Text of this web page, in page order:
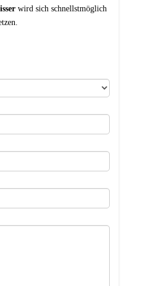
wird sich schnellstmöglich